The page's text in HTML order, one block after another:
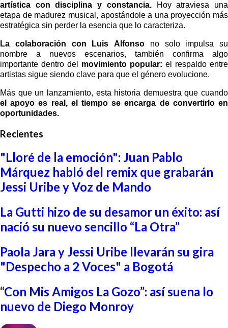
artística con disciplina y constancia.Hoy atraviesa una
etapa de madurez musical, apostándole a una proyección más
estratégica sin perder la esencia que lo caracteriza.
La colaboración con Luis Alfonso no solo impulsa su
nombre a nuevos escenarios, también confirma algo
importante dentro del movimiento popular: el respaldo entre
artistas sigue siendo clave para que el género evolucione.
Más que un lanzamiento, esta historia demuestra que cuando
el apoyo es real, el tiempo se encarga de convertirlo en
oportunidades.
Recientes
"Lloré de la emoción": Juan Pablo
Márquez habló del remix que grabarán
Jessi Uribe y Voz de Mando
La Gutti hizo de su desamor un éxito: así
nació su nuevo sencillo “La Otra”
Paola Jara y Jessi Uribe llevarán su gira
"Despecho a 2 Voces" a Bogotá
“Con Mis Amigos La Gozo”: así suena lo
nuevo de Diego Monroy